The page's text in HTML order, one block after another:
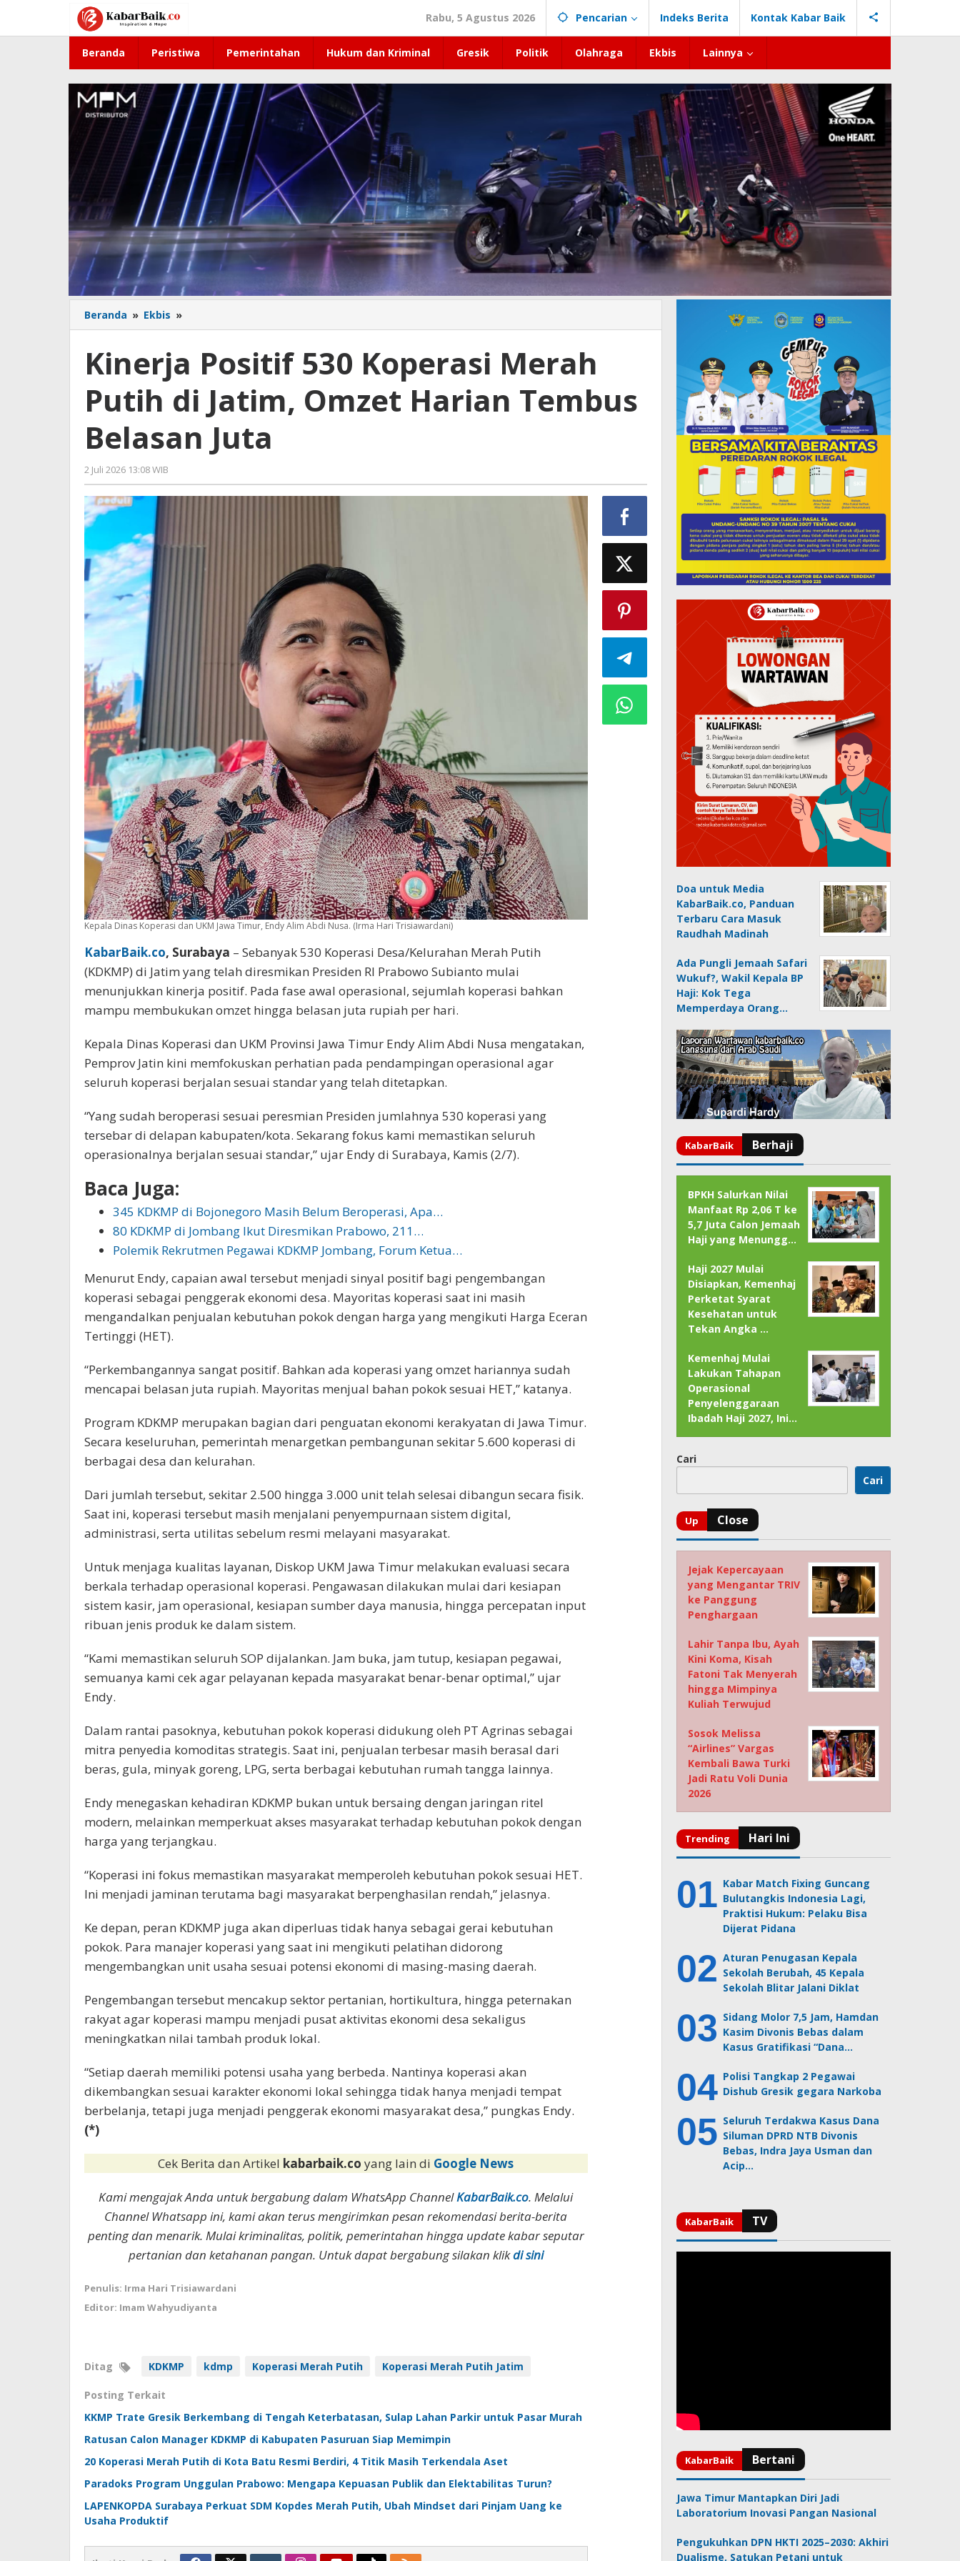
konten
Rabu, 5 Agustus 2026 Pencarian Indeks Berita Kontak Kabar Baik
Beranda Peristiwa Pemerintahan Hukum dan Kriminal Gresik Politik Olahraga Ekbis Lainnya
Beranda » Ekbis »
Positif
Koperasi
Merah
Putih
di
Jatim,
Omzet
Harian
Juta
Kinerja Positif 530 Koperasi Merah
Putih di Jatim, Omzet Harian Tembus
Belasan Juta
2 Juli 2026 13:08 WIB
Imam
WD
Kepala Dinas Koperasi dan UKM Jawa Timur, Endy Alim Abdi Nusa. (Irma Hari Trisiawardani)
KabarBaik.co, Surabaya – Sebanyak 530 Koperasi Desa/Kelurahan Merah Putih
(KDKMP) di Jatim yang telah diresmikan Presiden RI Prabowo Subianto mulai
menunjukkan kinerja positif. Pada fase awal operasional, sejumlah koperasi bahkan
mampu membukukan omzet hingga belasan juta rupiah per hari.
Kepala Dinas Koperasi dan UKM Provinsi Jawa Timur Endy Alim Abdi Nusa mengatakan,
Pemprov Jatin kini memfokuskan perhatian pada pendampingan operasional agar
seluruh koperasi berjalan sesuai standar yang telah ditetapkan.
“Yang sudah beroperasi sesuai peresmian Presiden jumlahnya 530 koperasi yang
tersebar di delapan kabupaten/kota. Sekarang fokus kami memastikan seluruh
operasionalnya berjalan sesuai standar,” ujar Endy di Surabaya, Kamis (2/7).
Baca Juga:
345 KDKMP di Bojonegoro Masih Belum Beroperasi, Apa…
80 KDKMP di Jombang Ikut Diresmikan Prabowo, 211…
Polemik Rekrutmen Pegawai KDKMP Jombang, Forum Ketua…
Menurut Endy, capaian awal tersebut menjadi sinyal positif bagi pengembangan
koperasi sebagai penggerak ekonomi desa. Mayoritas koperasi saat ini masih
mengandalkan penjualan kebutuhan pokok dengan harga yang mengikuti Harga Eceran
Tertinggi (HET).
“Perkembangannya sangat positif. Bahkan ada koperasi yang omzet hariannya sudah
mencapai belasan juta rupiah. Mayoritas menjual bahan pokok sesuai HET,” katanya.
Program KDKMP merupakan bagian dari penguatan ekonomi kerakyatan di Jawa Timur.
Secara keseluruhan, pemerintah menargetkan pembangunan sekitar 5.600 koperasi di
berbagai desa dan kelurahan.
Dari jumlah tersebut, sekitar 2.500 hingga 3.000 unit telah selesai dibangun secara fisik.
Saat ini, koperasi tersebut masih menjalani penyempurnaan sistem digital,
administrasi, serta utilitas sebelum resmi melayani masyarakat.
Untuk menjaga kualitas layanan, Diskop UKM Jawa Timur melakukan evaluasi secara
berkala terhadap operasional koperasi. Pengawasan dilakukan mulai dari kesiapan
sistem kasir, jam operasional, kesiapan sumber daya manusia, hingga percepatan input
ribuan jenis produk ke dalam sistem.
“Kami memastikan seluruh SOP dijalankan. Jam buka, jam tutup, kesiapan pegawai,
semuanya kami cek agar pelayanan kepada masyarakat benar-benar optimal,” ujar
Endy.
Dalam rantai pasoknya, kebutuhan pokok koperasi didukung oleh PT Agrinas sebagai
mitra penyedia komoditas strategis. Saat ini, penjualan terbesar masih berasal dari
beras, gula, minyak goreng, LPG, serta berbagai kebutuhan rumah tangga lainnya.
Endy menegaskan kehadiran KDKMP bukan untuk bersaing dengan jaringan ritel
modern, melainkan memperkuat akses masyarakat terhadap kebutuhan pokok dengan
harga yang terjangkau.
“Koperasi ini fokus memastikan masyarakat memperoleh kebutuhan pokok sesuai HET.
Ini menjadi jaminan terutama bagi masyarakat berpenghasilan rendah,” jelasnya.
Ke depan, peran KDKMP juga akan diperluas tidak hanya sebagai gerai kebutuhan
pokok. Para manajer koperasi yang saat ini mengikuti pelatihan didorong
mengembangkan unit usaha sesuai potensi ekonomi di masing-masing daerah.
Pengembangan tersebut mencakup sektor pertanian, hortikultura, hingga peternakan
rakyat agar koperasi mampu menjadi pusat aktivitas ekonomi desa sekaligus
meningkatkan nilai tambah produk lokal.
“Setiap daerah memiliki potensi usaha yang berbeda. Nantinya koperasi akan
dikembangkan sesuai karakter ekonomi lokal sehingga tidak hanya menjadi tempat
berbelanja, tetapi juga menjadi penggerak ekonomi masyarakat desa,” pungkas Endy.
(*)
Cek Berita dan Artikel kabarbaik.coyang lain di Google News
Kami mengajak Anda untuk bergabung dalam WhatsApp ChannelKabarBaik.co. Melalui
Channel Whatsapp ini, kami akan terus mengirimkan pesan rekomendasi berita-berita
penting dan menarik. Mulai kriminalitas, politik, pemerintahan hingga update kabar seputar
pertanian dan ketahanan pangan. Untuk dapat bergabung silakan klikdi sini
Penulis: Irma Hari Trisiawardani
Editor: Imam Wahyudiyanta
Ditag KDKMP kdmp Koperasi Merah Putih Koperasi Merah Putih Jatim
Posting Terkait
KKMP Trate Gresik Berkembang di Tengah Keterbatasan, Sulap Lahan Parkir untuk Pasar Murah
Ratusan Calon Manager KDKMP di Kabupaten Pasuruan Siap Memimpin
20 Koperasi Merah Putih di Kota Batu Resmi Berdiri, 4 Titik Masih Terkendala Aset
Paradoks Program Unggulan Prabowo: Mengapa Kepuasan Publik dan Elektabilitas Turun?
LAPENKOPDA Surabaya Perkuat SDM Kopdes Merah Putih, Ubah Mindset dari Pinjam Uang ke
Usaha Produktif
Doa untuk Media
KabarBaik.co, Panduan
Terbaru Cara Masuk
Raudhah Madinah
Ada Pungli Jemaah Safari
Wukuf?, Wakil Kepala BP
Haji: Kok Tega
Memperdaya Orang…
BPKH Salurkan Nilai
Manfaat Rp 2,06 T ke
5,7 Juta Calon Jemaah
Haji yang Menungg…
Haji 2027 Mulai
Disiapkan, Kemenhaj
Perketat Syarat
Kesehatan untuk
Tekan Angka …
Kemenhaj Mulai
Lakukan Tahapan
Operasional
Penyelenggaraan
Ibadah Haji 2027, Ini…
Cari
Cari
Jejak Kepercayaan
yang Mengantar TRIV
ke Panggung
Penghargaan
Lahir Tanpa Ibu, Ayah
Kini Koma, Kisah
Fatoni Tak Menyerah
hingga Mimpinya
Kuliah Terwujud
Sosok Melissa
“Airlines” Vargas
Kembali Bawa Turki
Jadi Ratu Voli Dunia
2026
Kabar Match Fixing Guncang
Bulutangkis Indonesia Lagi,
Praktisi Hukum: Pelaku Bisa
Dijerat Pidana
Aturan Penugasan Kepala
Sekolah Berubah, 45 Kepala
Sekolah Blitar Jalani Diklat
Sidang Molor 7,5 Jam, Hamdan
Kasim Divonis Bebas dalam
Kasus Gratifikasi “Dana…
Polisi Tangkap 2 Pegawai
Dishub Gresik gegara Narkoba
Seluruh Terdakwa Kasus Dana
Siluman DPRD NTB Divonis
Bebas, Indra Jaya Usman dan
Acip…
Jawa Timur Mantapkan Diri Jadi
Laboratorium Inovasi Pangan Nasional
Pengukuhkan DPN HKTI 2025–2030: Akhiri
Dualisme, Satukan Petani untuk